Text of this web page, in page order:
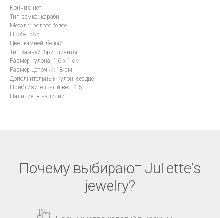
Кончик: нет
Тип замка: карабин
Металл: золото белое
Проба: 585
Цвет камней: белый
Тип камней: бриллианты
Размер кулона: 1,6 х 1 см
Размер цепочки: 18 см
Дополнительный кулон: сердце
Приблизительный вес: 4,5 г.
Наличие: в наличии
Почему выбирают Juliette's
jewelry?